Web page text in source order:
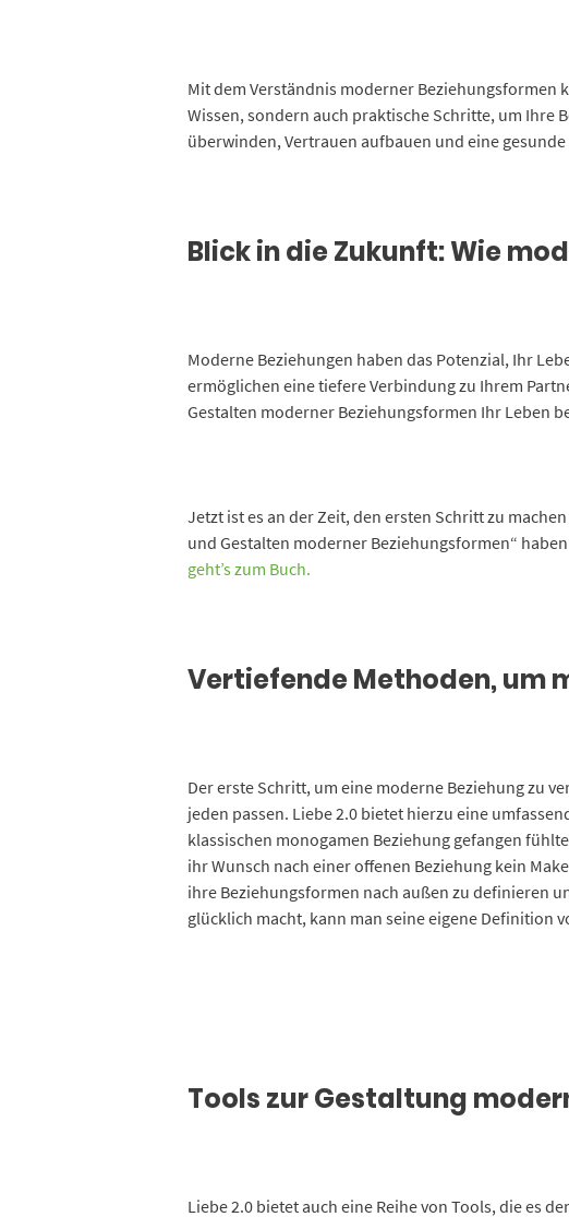
Mit dem Verständnis moderner Beziehungsformen
Wissen, sondern auch praktische Schritte, um Ihre
überwinden, Vertrauen aufbauen und eine
Blick in die Zukunft: Wie
Moderne Beziehungen haben das Potenzial, Ihr
ermöglichen eine tiefere Verbindung zu Ihrem
Gestalten moderner Beziehungsformen Ihr Leben
Jetzt ist es an der Zeit, den ersten Schritt zu
und Gestalten moderner Beziehungsformen“
geht’s zum Buch.
Vertiefende Methoden, um
Der erste Schritt, um eine moderne Beziehung zu
jeden passen. Liebe 2.0 bietet hierzu eine
klassischen monogamen Beziehung gefangen
ihr Wunsch nach einer offenen Beziehung kein
ihre Beziehungsformen nach außen zu definieren
glücklich macht, kann man seine eigene Definition
Tools zur Gestaltung
Liebe 2.0 bietet auch eine Reihe von Tools, die es